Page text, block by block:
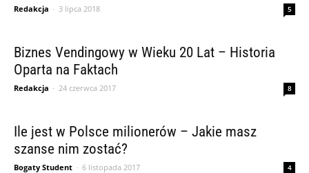
Redakcja - 3 lipca 2018 5
Biznes Vendingowy w Wieku 20 Lat – Historia
Oparta na Faktach
Redakcja - 24 czerwca 2017 8
Ile jest w Polsce milionerów – Jakie masz
szanse nim zostać?
Bogaty Student - 6 listopada 2017 4